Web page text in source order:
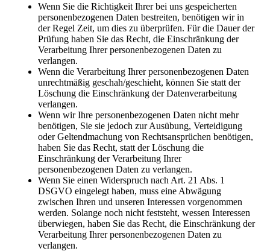
Wenn Sie die Richtigkeit Ihrer bei uns gespeicherten
personenbezogenen Daten bestreiten, benötigen wir in
der Regel Zeit, um dies zu überprüfen. Für die Dauer der
Prüfung haben Sie das Recht, die Einschränkung der
Verarbeitung Ihrer personenbezogenen Daten zu
verlangen.
Wenn die Verarbeitung Ihrer personenbezogenen Daten
unrechtmäßig geschah/geschieht, können Sie statt der
Löschung die Einschränkung der Datenverarbeitung
verlangen.
Wenn wir Ihre personenbezogenen Daten nicht mehr
benötigen, Sie sie jedoch zur Ausübung, Verteidigung
oder Geltendmachung von Rechtsansprüchen benötigen,
haben Sie das Recht, statt der Löschung die
Einschränkung der Verarbeitung Ihrer
personenbezogenen Daten zu verlangen.
Wenn Sie einen Widerspruch nach Art. 21 Abs. 1
DSGVO eingelegt haben, muss eine Abwägung
zwischen Ihren und unseren Interessen vorgenommen
werden. Solange noch nicht feststeht, wessen Interessen
überwiegen, haben Sie das Recht, die Einschränkung der
Verarbeitung Ihrer personenbezogenen Daten zu
verlangen.